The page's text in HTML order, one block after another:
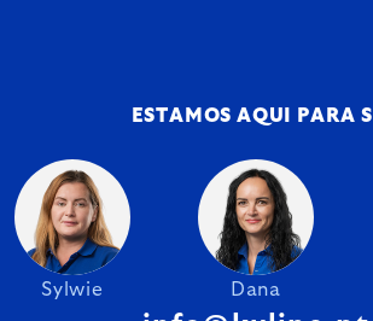
ESTAMOS AQUI PARA SI
Sylwie Dana